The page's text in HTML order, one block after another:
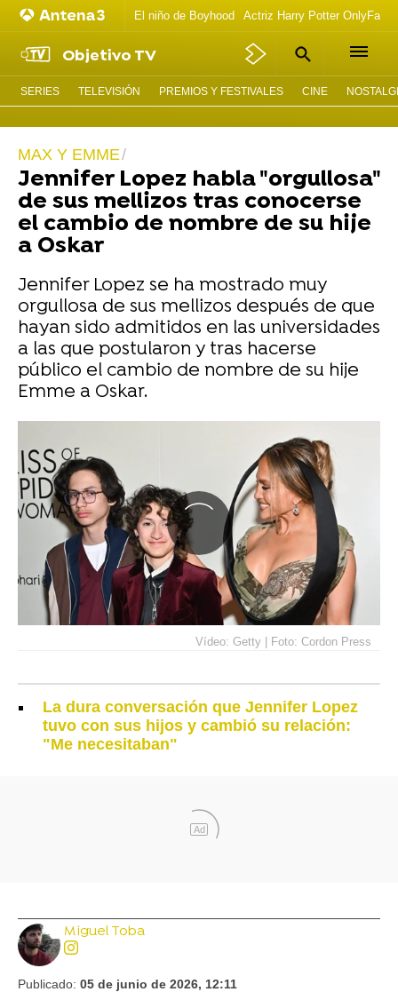
El niño de Boyhood Actriz Harry Potter OnlyFans
Objetivo TV
SERIES TELEVISIÓN PREMIOS Y FESTIVALES CINE
MAX Y EMME
Jennifer Lopez habla "orgullosa"
de sus mellizos tras conocerse
el cambio de nombre de su hije
a Oskar
Jennifer Lopez se ha mostrado muy
orgullosa de sus mellizos después de que
hayan sido admitidos en las universidades
a las que postularon y tras hacerse
público el cambio de nombre de su hije
Emme a Oskar.
Vídeo: Getty | Foto: Cordon Press
La dura conversación que Jennifer Lopez
tuvo con sus hijos y cambió su relación:
"Me necesitaban"
Ad
Miguel Toba
Publicado: 05 de junio de 2026, 12:11